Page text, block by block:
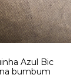
Azul Bic
bumbum